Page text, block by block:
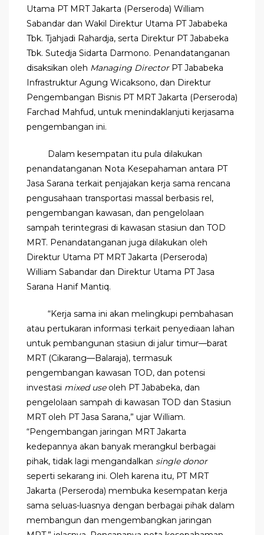
Utama PT MRT Jakarta (Perseroda) William
Sabandar dan Wakil Direktur Utama PT Jababeka
Tbk. Tjahjadi Rahardja, serta Direktur PT Jababeka
Tbk. Sutedja Sidarta Darmono. Penandatanganan
disaksikan oleh Managing DirectorPT Jababeka
Infrastruktur Agung Wicaksono, dan Direktur
Pengembangan Bisnis PT MRT Jakarta (Perseroda)
Farchad Mahfud, untuk menindaklanjuti kerjasama
pengembangan ini.
Dalam kesempatan itu pula dilakukan
penandatanganan Nota Kesepahaman antara PT
Jasa Sarana terkait penjajakan kerja sama rencana
pengusahaan transportasi massal berbasis rel,
pengembangan kawasan, dan pengelolaan
sampah terintegrasi di kawasan stasiun dan TOD
MRT. Penandatanganan juga dilakukan oleh
Direktur Utama PT MRT Jakarta (Perseroda)
William Sabandar dan Direktur Utama PT Jasa
Sarana Hanif Mantiq.
“Kerja sama ini akan melingkupi pembahasan
atau pertukaran informasi terkait penyediaan lahan
untuk pembangunan stasiun di jalur timur—barat
MRT (Cikarang—Balaraja), termasuk
pengembangan kawasan TOD, dan potensi
investasi mixed useoleh PT Jababeka, dan
pengelolaan sampah di kawasan TOD dan Stasiun
MRT oleh PT Jasa Sarana,” ujar William.
“Pengembangan jaringan MRT Jakarta
kedepannya akan banyak merangkul berbagai
pihak, tidak lagi mengandalkan single donor
seperti sekarang ini. Oleh karena itu, PT MRT
Jakarta (Perseroda) membuka kesempatan kerja
sama seluas-luasnya dengan berbagai pihak dalam
membangun dan mengembangkan jaringan